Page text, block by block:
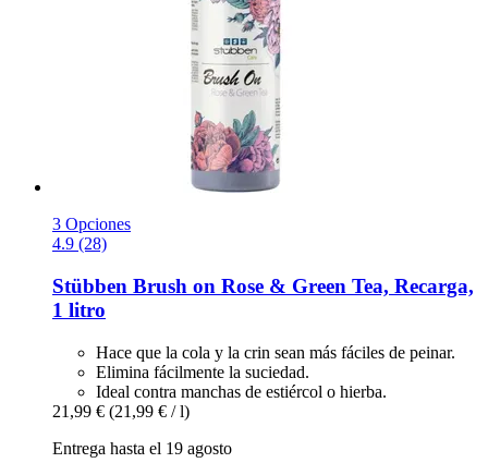
3 Opciones
4.9 (28)
Stübben Brush on Rose & Green Tea, Recarga,
1 litro
Hace que la cola y la crin sean más fáciles de peinar.
Elimina fácilmente la suciedad.
Ideal contra manchas de estiércol o hierba.
21,99 € (21,99 € / l)
Entrega hasta el 19 agosto